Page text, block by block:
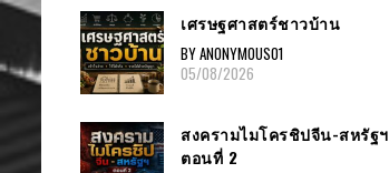
เศรษฐศาสตร์ชาวบ้าน
BY ANONYMOUS01
05/08/2026
สงครามไมโครชิปจีน-สหรัฐฯ
ตอนที่ 2